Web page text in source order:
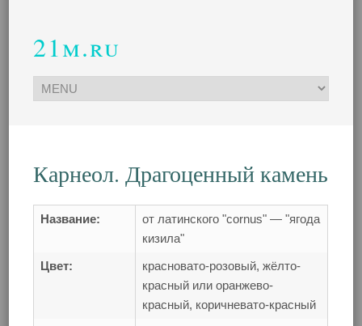
21m.ru
Карнеол. Драгоценный камень
Название:
от латинского "cornus" — "ягода
кизила"
Цвет:
красновато-розовый, жёлто-
красный или оранжево-
красный, коричневато-красный